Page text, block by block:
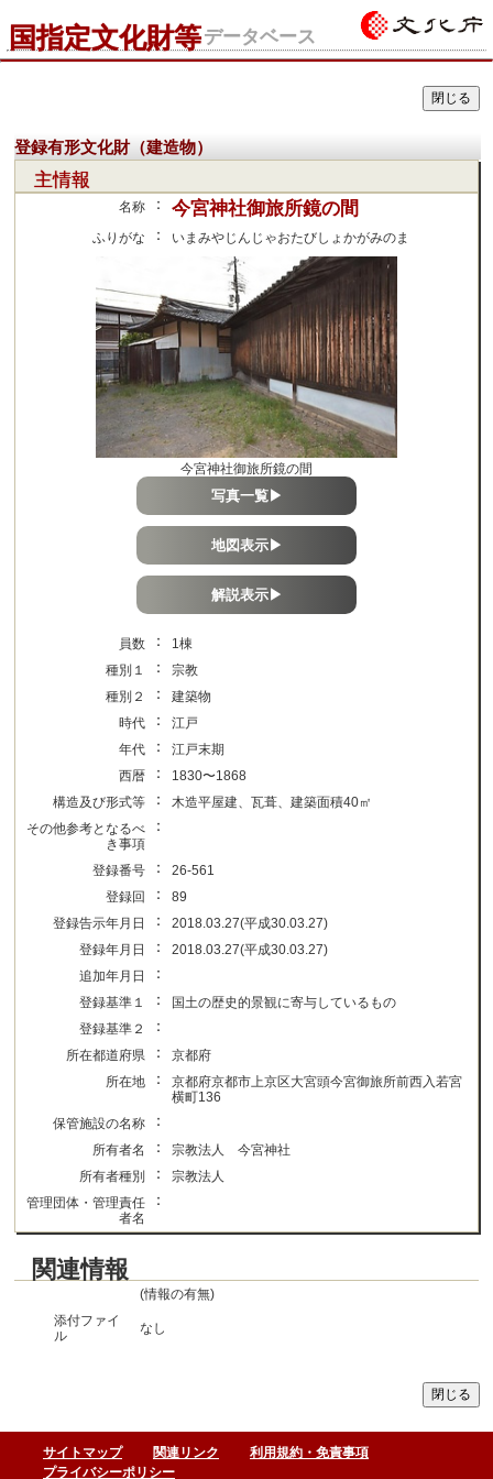
国指定文化財等データベース
登録有形文化財（建造物）
主情報
名称 ： 今宮神社御旅所鏡の間
ふりがな ： いまみやじんじゃおたびしょかがみのま
今宮神社御旅所鏡の間
写真一覧▶
地図表示▶
解説表示▶
員数 ：
1棟
種別１
：
宗教
種別２
：
建築物
時代
：
江戸
年代
：
江戸末期
西暦
：
1830〜1868
構造及び形式等
：
木造平屋建、瓦葺、建築面積40㎡
その他参考となるべ
き事項
：
登録番号 ：
26-561
登録回
：
89
登録告示年月日
：
2018.03.27(平成30.03.27)
登録年月日
：
2018.03.27(平成30.03.27)
追加年月日
：
登録基準１ ：
国土の歴史的景観に寄与しているもの
登録基準２
：
所在都道府県 ：
京都府
所在地
：
京都府京都市上京区大宮頭今宮御旅所前西入若宮
横町136
保管施設の名称
：
所有者名 ：
宗教法人 今宮神社
所有者種別
：
宗教法人
管理団体・管理責任
者名
：
関連情報
(情報の有無)
添付ファイ
ル
なし
サイトマップ 関連リンク
利用規約・免責事項
プライバシーポリシー